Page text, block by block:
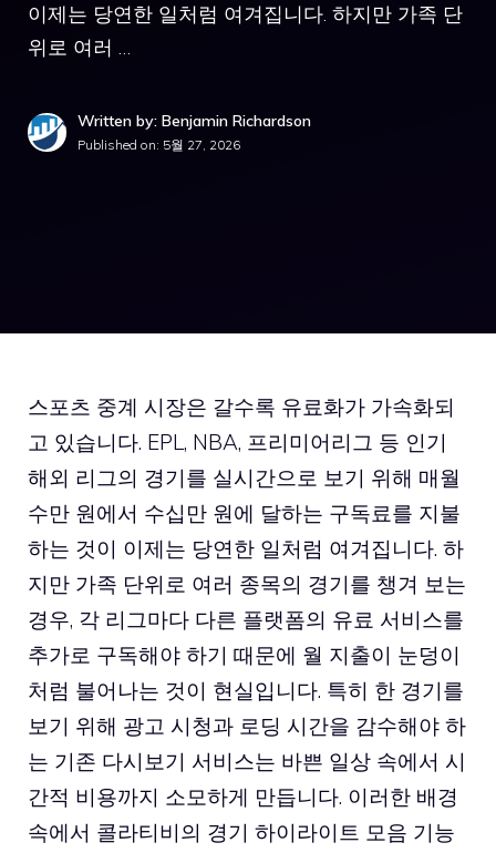
이제는 당연한 일처럼 여겨집니다. 하지만 가족 단
위로 여러 …
Written by: Benjamin Richardson
Published on: 5월 27, 2026
스포츠 중계 시장은 갈수록 유료화가 가속화되
고 있습니다. EPL, NBA, 프리미어리그 등 인기
해외 리그의 경기를 실시간으로 보기 위해 매월
수만 원에서 수십만 원에 달하는 구독료를 지불
하는 것이 이제는 당연한 일처럼 여겨집니다. 하
지만 가족 단위로 여러 종목의 경기를 챙겨 보는
경우, 각 리그마다 다른 플랫폼의 유료 서비스를
추가로 구독해야 하기 때문에 월 지출이 눈덩이
처럼 불어나는 것이 현실입니다. 특히 한 경기를
보기 위해 광고 시청과 로딩 시간을 감수해야 하
는 기존 다시보기 서비스는 바쁜 일상 속에서 시
간적 비용까지 소모하게 만듭니다. 이러한 배경
속에서 콜라티비의 경기 하이라이트 모음 기능